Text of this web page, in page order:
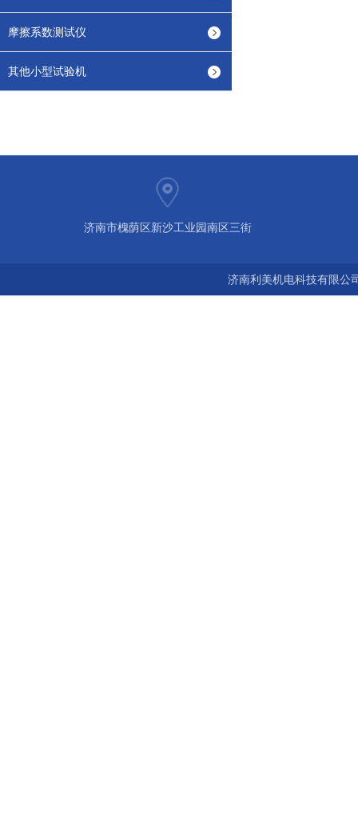
摩擦系数测试仪
其他小型试验机
济南市槐荫区新沙工业园南区三街
济南利美机电科技有限